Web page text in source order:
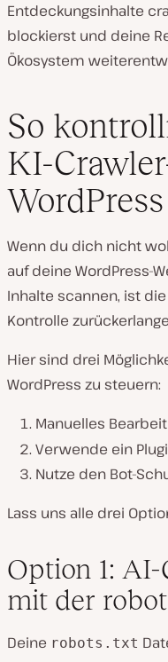
Entdeckungsinhalte
blockierst und deine
Ökosystem
So
KI-
WordPress
Wenn du dich nicht
auf deine WordPress-
Inhalte scannen, ist
Kontrolle
Hier sind drei
WordPress zu steuern:
Manuelles
Verwende ein
Nutze den Bot-
Lass uns alle drei
Option 1:
mit der
Deine robots.txt